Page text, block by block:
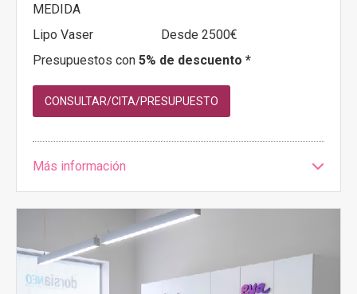
MEDIDA
Lipo Vaser
Desde 2500€
Presupuestos con 5% de descuento *
CONSULTAR/CITA/PRESUPUESTO
Más información